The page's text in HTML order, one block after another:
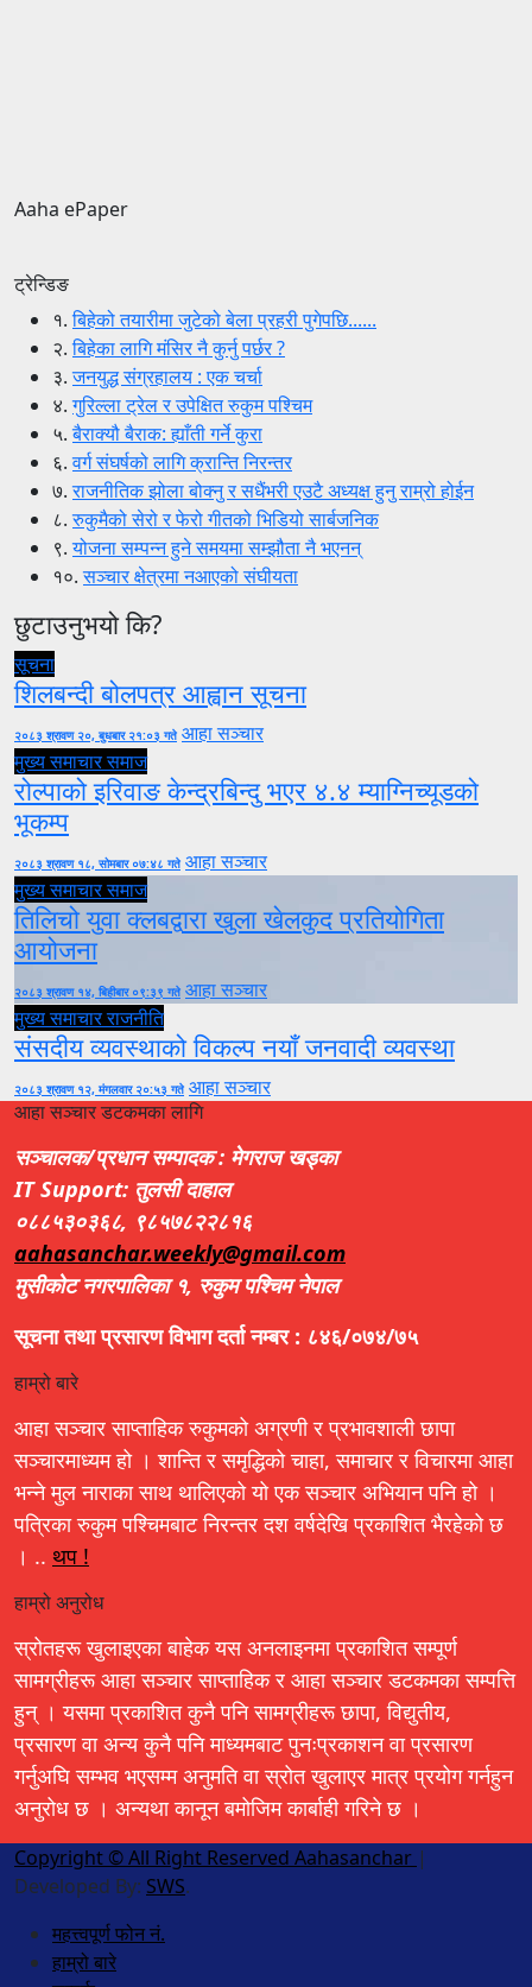
Aaha ePaper
ट्रेन्डिङ
१.बिहेको तयारीमा जुटेको बेला प्रहरी पुगेपछि......
२.बिहेका लागि मंसिर नै कुर्नु पर्छर ?
३.जनयुद्ध संग्रहालय : एक चर्चा
४.गुरिल्ला ट्रेल र उपेक्षित रुकुम पश्चिम
५.बैराक्यौ बैराक: ह्याँती गर्ने कुरा
६.वर्ग संघर्षको लागि क्रान्ति निरन्तर
७.राजनीतिक झोला बोक्नु र सधैंभरी एउटै अध्यक्ष हुनु राम्रो होईन
८.रुकुमैको सेरो र फेरो गीतको भिडियो सार्बजनिक
९.योजना सम्पन्न हुने समयमा सम्झौता नै भएनन्
१०.सञ्चार क्षेत्रमा नआएको संघीयता
छुटाउनुभयो कि?
सूचना
शिलबन्दी बोलपत्र आह्वान सूचना
२०८३ श्रावण २०, बुधबार २१:०३ गते आहा सञ्चार
मुख्य समाचारसमाज
रोल्पाको इरिवाङ केन्द्रबिन्दु भएर ४.४ म्याग्निच्यूडको
भूकम्प
२०८३ श्रावण १८, सोमबार ०७:४८ गते आहा सञ्चार
मुख्य समाचारसमाज
तिलिचो युवा क्लबद्वारा खुला खेलकुद प्रतियोगिता
आयोजना
२०८३ श्रावण १४, बिहीबार ०९:३९ गते आहा सञ्चार
मुख्य समाचारराजनीति
संसदीय व्यवस्थाको विकल्प नयाँ जनवादी व्यवस्था
२०८३ श्रावण १२, मंगलवार २०:५३ गते आहा सञ्चार
आहा सञ्चार डटकमका लागि
सञ्चालक/प्रधान सम्पादक : मेगराज खड्का
IT Support: तुलसी दाहाल
०८८५३०३६८, ९८५७८२२८१६
aahasanchar.weekly@gmail.com
मुसीकोट नगरपालिका १, रुकुम पश्चिम नेपाल
सूचना तथा प्रसारण विभाग दर्ता नम्बर : ८४६/०७४/७५
हाम्रो बारे
आहा सञ्चार साप्ताहिक रुकुमको अग्रणी र प्रभावशाली छापा
सञ्चारमाध्यम हो । शान्ति र समृद्धिको चाहा, समाचार र विचारमा आहा
भन्ने मुल नाराका साथ थालिएको यो एक सञ्चार अभियान पनि हो ।
पत्रिका रुकुम पश्चिमबाट निरन्तर दश वर्षदेखि प्रकाशित भैरहेको छ
। .. थप !
हाम्रो अनुरोध
स्रोतहरू खुलाइएका बाहेक यस अनलाइनमा प्रकाशित सम्पूर्ण
सामग्रीहरू आहा सञ्चार साप्ताहिक र आहा सञ्चार डटकमका सम्पत्ति
हुन् । यसमा प्रकाशित कुनै पनि सामग्रीहरू छापा, विद्युतीय,
प्रसारण वा अन्य कुनै पनि माध्यमबाट पुनःप्रकाशन वा प्रसारण
गर्नुअघि सम्भव भएसम्म अनुमति वा स्रोत खुलाएर मात्र प्रयोग गर्नहुन
अनुरोध छ । अन्यथा कानून बमोजिम कार्बाही गरिने छ ।
Copyright © All Right Reserved Aahasanchar |
Developed By: SWS.
महत्त्वपूर्ण फोन नं.
हाम्रो बारे